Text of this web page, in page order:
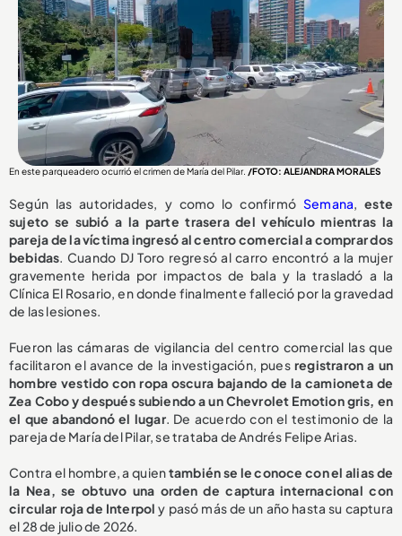
En este parqueadero ocurrió el crimen de María del Pilar. /FOTO: ALEJANDRA MORALES
Según las autoridades, y como lo confirmó Semana,este
sujeto se subió a la parte trasera del vehículo mientras la
pareja de la víctima ingresó al centro comercial a comprar dos
bebidas. Cuando DJ Toro regresó al carro encontró a la mujer
gravemente herida por impactos de bala y la trasladó a la
Clínica El Rosario, en donde finalmente falleció por la gravedad
de las lesiones.
Fueron las cámaras de vigilancia del centro comercial las que
facilitaron el avance de la investigación, pues registraron a un
hombre vestido con ropa oscura bajando de la camioneta de
Zea Cobo y después subiendo a un Chevrolet Emotion gris, en
el que abandonó el lugar. De acuerdo con el testimonio de la
pareja de María del Pilar, se trataba de Andrés Felipe Arias.
Contra el hombre, a quientambién se le conoce con el alias de
la Nea, se obtuvo una orden de captura internacional con
circular roja de Interpol y pasó más de un año hasta su captura
el 28 de julio de 2026.